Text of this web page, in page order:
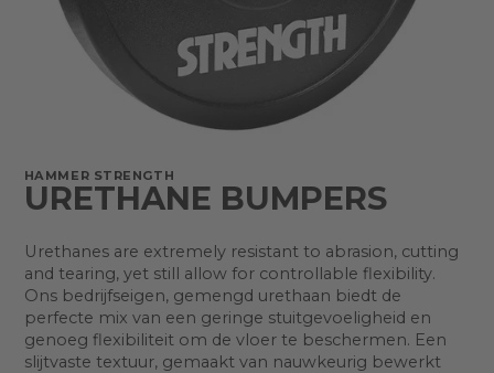
HAMMER STRENGTH
URETHANE BUMPERS
Urethanes are extremely resistant to abrasion, cutting
and tearing, yet still allow for controllable flexibility.
Ons bedrijfseigen, gemengd urethaan biedt de
perfecte mix van een geringe stuitgevoeligheid en
genoeg flexibiliteit om de vloer te beschermen. Een
slijtvaste textuur, gemaakt van nauwkeurig bewerkt